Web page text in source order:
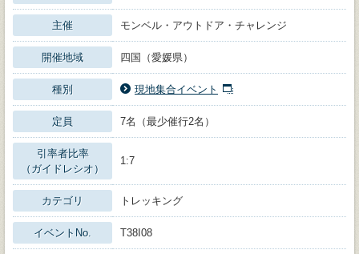
主催 モンベル・アウトドア・チャレンジ
開催地域 四国（愛媛県）
種別 現地集合イベント
定員 7名（最少催行2名）
引率者比率
（ガイドレシオ）
1:7
カテゴリ トレッキング
イベントNo. T38I08